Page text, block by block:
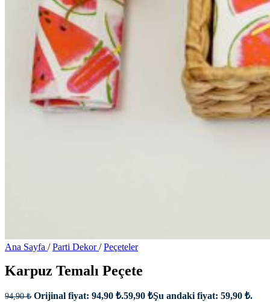
Ana Sayfa / Parti Dekor/ Peçeteler
Karpuz Temalı Peçete
94,90₺ Orijinal fiyat: 94,90 ₺.59,90 ₺Şu andaki fiyat: 59,90 ₺.